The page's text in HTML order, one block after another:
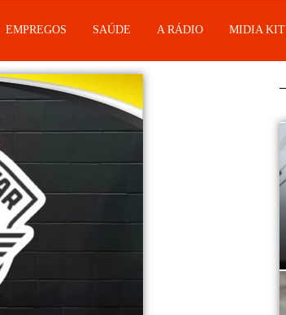
EMPREGOS SAÚDE A RÁDIO MIDIA KIT